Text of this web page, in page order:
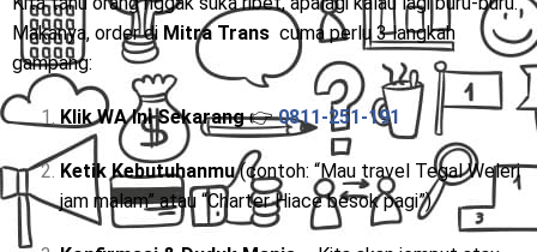
Makanya, order di Mitra Trans cuma perlu 3 langkah
gampang:
Klik WA Ini Sekarang👉0811-251-191
Ketik Kebutuhanmu(contoh: “Mau travel Tegal Weleri
jam malam” atau “Charter Hiace besok pagi”)